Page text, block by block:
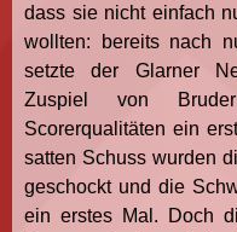
dass sie nicht einfach
wollten: bereits nach
setzte der Glarner
Zuspiel von
Scorerqualitäten ein
satten Schuss wurden
geschockt und die
ein erstes Mal. Doch